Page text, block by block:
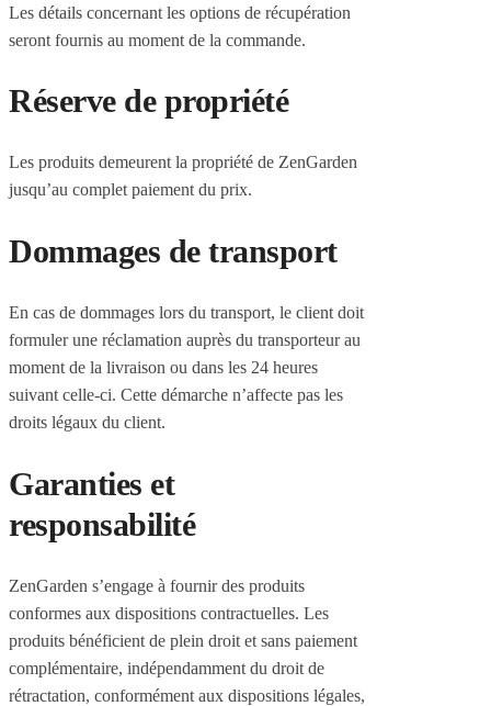
Les détails concernant les options de récupération
seront fournis au moment de la commande.
Réserve de propriété
Les produits demeurent la propriété de ZenGarden
jusqu’au complet paiement du prix.
Dommages de transport
En cas de dommages lors du transport, le client doit
formuler une réclamation auprès du transporteur au
moment de la livraison ou dans les 24 heures
suivant celle-ci. Cette démarche n’affecte pas les
droits légaux du client.
Garanties et
responsabilité
ZenGarden s’engage à fournir des produits
conformes aux dispositions contractuelles. Les
produits bénéficient de plein droit et sans paiement
complémentaire, indépendamment du droit de
rétractation, conformément aux dispositions légales,